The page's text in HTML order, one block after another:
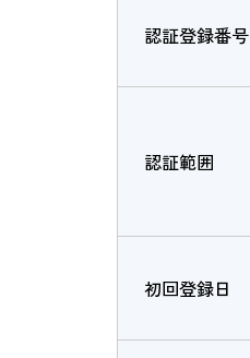
認証登録番号
認証範囲
初回登録日